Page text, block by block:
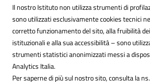
Il nostro Istituto non utilizza strumenti di
sono utilizzati esclusivamente cookies tecnici
corretto funzionamento del sito, alla fruibilità
istituzionali e alla sua accessibilità – sono
strumenti statistici anonimizzati messi a
Analytics Italia.
Per saperne di più sul nostro sito, consulta la